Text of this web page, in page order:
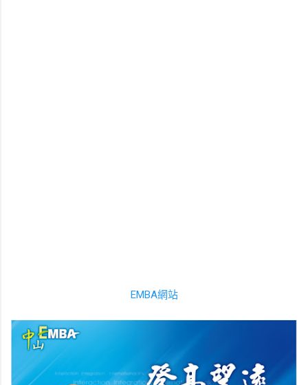
EMBA網站